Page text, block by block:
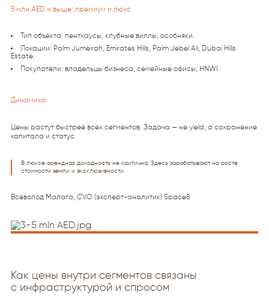
5 млн AED и выше: премиум и люкс
Тип объекта: пентхаусы, клубные виллы, особняки.
Локации: Palm Jumeirah, Emirates Hills, Palm Jebel Ali, Dubai Hills
Estate.
Покупатели: владельцы бизнеса, семейные офисы, HNWI.
Динамика:
Цены растут быстрее всех сегментов. Задача — не yield, а сохранение
капитала и статус.
В люксе арендная доходность не критична. Здесь зарабатывают на росте
стоимости земли и эксклюзивности.
Всеволод Малага, CVO (эксперт-аналитик) Space8
Как цены внутри сегментов связаны
с инфраструктурой и спросом